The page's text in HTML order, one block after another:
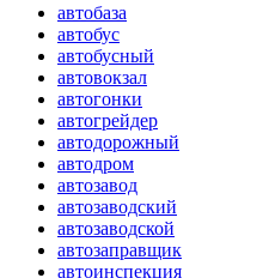
автобаза
автобус
автобусный
автовокзал
автогонки
автогрейдер
автодорожный
автодром
автозавод
автозаводский
автозаводской
автозаправщик
автоинспекция